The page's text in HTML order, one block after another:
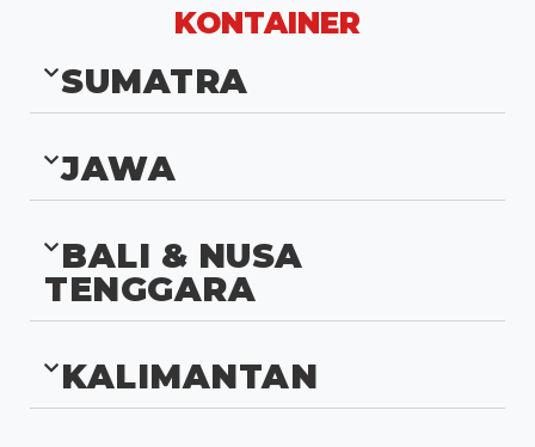
KONTAINER
SUMATRA
JAWA
BALI & NUSA
TENGGARA
KALIMANTAN